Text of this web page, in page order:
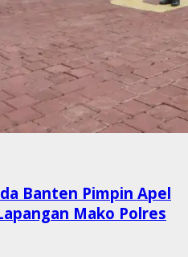
Banten Pimpin Apel
Mako Polres